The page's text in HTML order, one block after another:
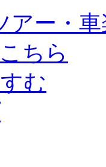
アー・
ちら
む